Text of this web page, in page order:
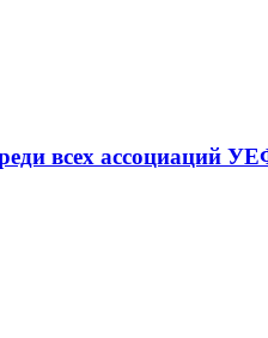
всех ассоциаций